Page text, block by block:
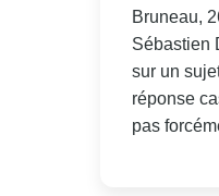
Bruneau,
Sébastien
sur un
réponse
pas